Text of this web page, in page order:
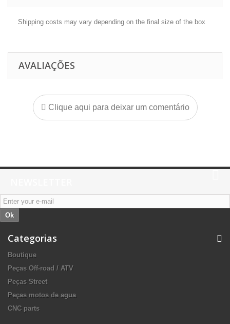
Shipping costs may vary depending on the final size of the box
AVALIAÇÕES
Clique aqui para deixar um comentário
Ok
Categorias
Boutique
Peças Off-road / ATV
Peças Street
Peças motos de agua
CNC parts